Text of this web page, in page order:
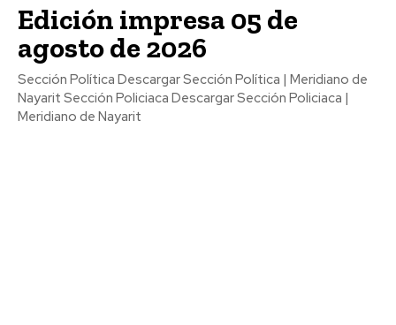
Edición impresa 05 de
agosto de 2026
Sección Política Descargar Sección Política | Meridiano de
Nayarit Sección Policiaca Descargar Sección Policiaca |
Meridiano de Nayarit